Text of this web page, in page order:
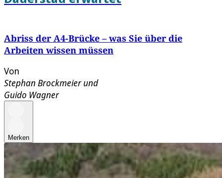
Abriss der A4-Brücke – was Sie über die
Arbeiten wissen müssen
Von
Stephan Brockmeierund
Guido Wagner
Merken